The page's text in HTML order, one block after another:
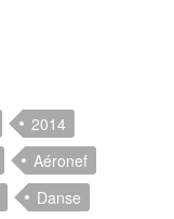
2014
Aéronef
Danse